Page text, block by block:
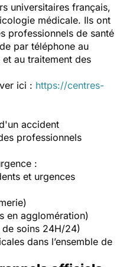
universitaires français,
médicale. Ils ont
professionnels de santé
par téléphone au
au traitement des
ici : https://centres-
accident
professionnels
:
et urgences
en agglomération)
de soins 24H/24)
dans l’ensemble de